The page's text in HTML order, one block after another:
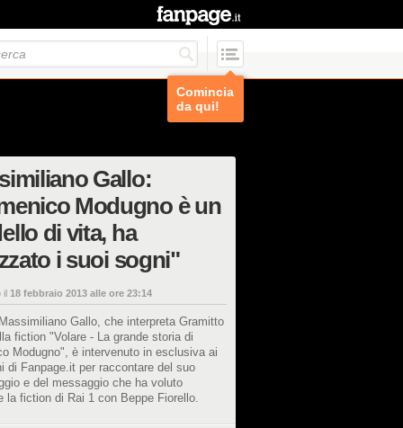
Comincia
da qui!
Gallo:
Modugno è un
di vita, ha
i suoi sogni"
il 18 febbraio 2013 alle ore 23:14
Gallo, che interpreta Gramitto
fiction "Volare - La grande storia di
Modugno", è intervenuto in esclusiva ai
di Fanpage.it per raccontare del suo
e del messaggio che ha voluto
la fiction di Rai 1 con Beppe Fiorello.